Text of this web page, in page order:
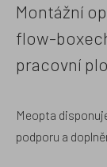
Montážní
flow-
pracovní
Meopta
podporu a